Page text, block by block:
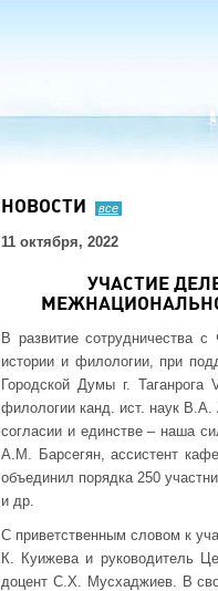
НОВОСТИ все
11 октября, 2022
УЧАСТИЕ
В развитие сотрудничества
истории и филологии, при
Городской Думы г.
филологии канд. ист. наук
согласии и единстве – наша
А.М. Барсегян, ассистент
объединил порядка 250
и др.
С приветственным словом к
К. Куижева и руководитель
доцент С.Х. Мусхаджиев. В